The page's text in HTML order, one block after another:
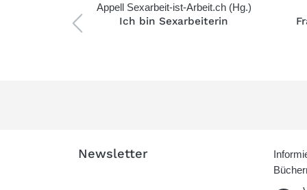
Appell Sexarbeit-ist-Arbeit.ch (Hg.)
Ich bin Sexarbeiterin
Newsletter